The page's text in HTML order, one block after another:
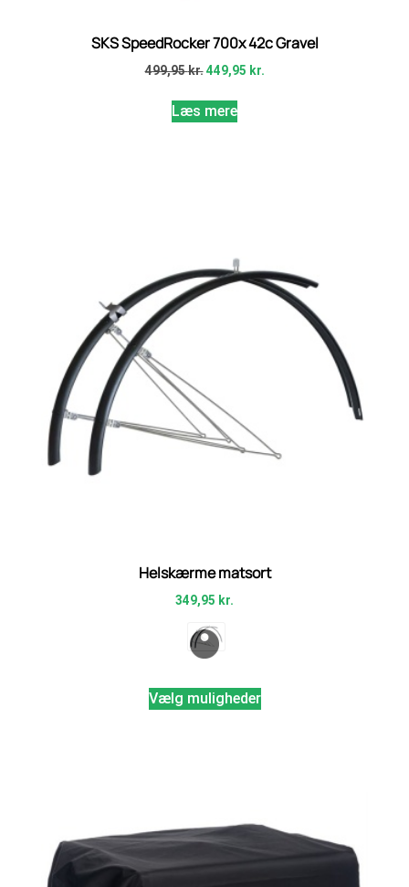
SKS SpeedRocker 700x 42c Gravel
499,95kr. 449,95 kr.
Læs mere
Helskærme matsort
349,95 kr.
Vælg muligheder